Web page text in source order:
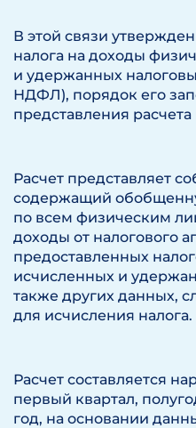
В этой связи
налога на доходы
и удержанных
НДФЛ), порядок его
представления
Расчет представляет
содержащий
по всем физическим
доходы от налогового
предоставленных
исчисленных и
также других данных,
для исчисления налога.
Расчет составляется
первый квартал,
год, на основании